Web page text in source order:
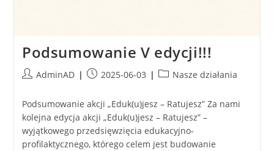
Podsumowanie V edycji!!!
AdminAD 2025-06-03 Nasze działania
Podsumowanie akcji „Eduk(u)jesz – Ratujesz” Za nami
kolejna edycja akcji „Eduk(u)jesz – Ratujesz” –
wyjątkowego przedsięwzięcia edukacyjno-
profilaktycznego, którego celem jest budowanie